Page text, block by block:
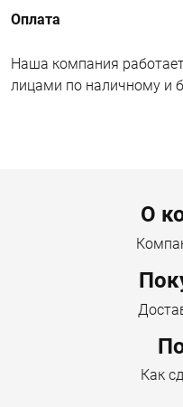
Оплата
Наша компания
лицами по наличному и
Menu footerО
Как